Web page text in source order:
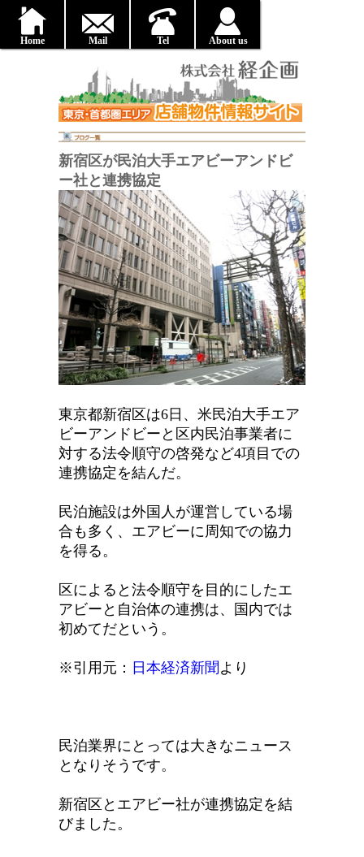
Home Mail Tel About us
新宿区が民泊大手エアビーアンドビ
ー社と連携協定
東京都新宿区は6日、米民泊大手エア
ビーアンドビーと区内民泊事業者に
対する法令順守の啓発など4項目での
連携協定を結んだ。
民泊施設は外国人が運営している場
合も多く、エアビーに周知での協力
を得る。
区によると法令順守を目的にしたエ
アビーと自治体の連携は、国内では
初めてだという。
※引用元： 日本経済新聞 より
民泊業界にとっては大きなニュース
となりそうです。
新宿区とエアビー社が連携協定を結
びました。